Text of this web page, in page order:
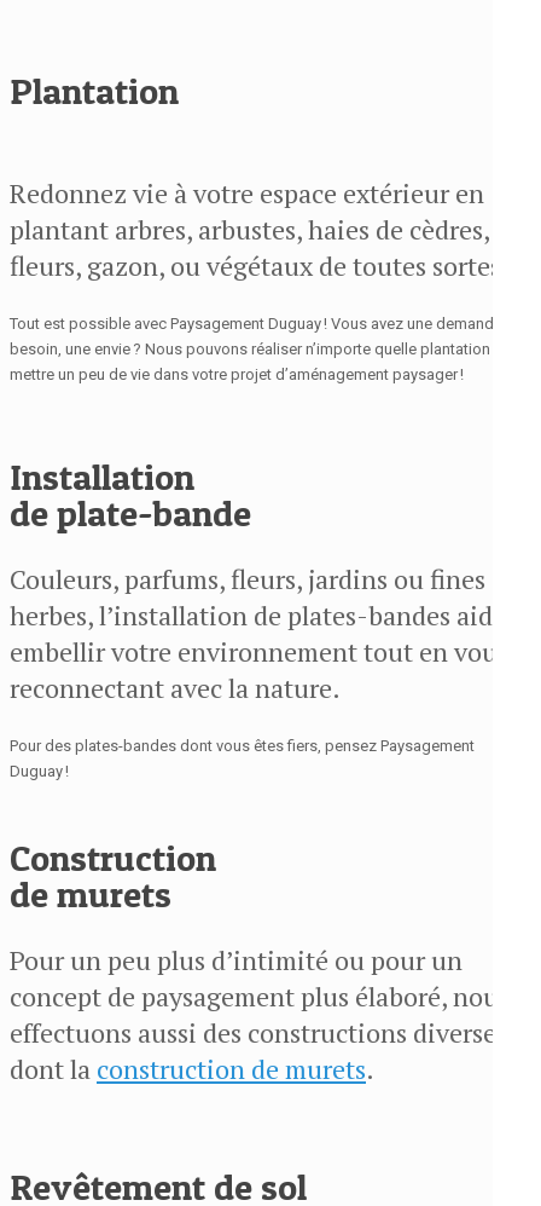
Plantation
Redonnez vie à votre espace extérieur en
plantant arbres, arbustes, haies de cèdres,
fleurs, gazon, ou végétaux de toutes sortes.
Tout est possible avec Paysagement Duguay ! Vous avez une demande, un
besoin, une envie ? Nous pouvons réaliser n’importe quelle plantation pour
mettre un peu de vie dans votre projet d’aménagement paysager !
Installation
de plate-bande
Couleurs, parfums, fleurs, jardins ou fines
herbes, l’installation de plates-bandes aide à
embellir votre environnement tout en vous
reconnectant avec la nature.
Pour des plates-bandes dont vous êtes fiers, pensez Paysagement
Duguay !
Construction
de murets
Pour un peu plus d’intimité ou pour un
concept de paysagement plus élaboré, nous
effectuons aussi des constructions diverses,
dont la construction de murets.
Revêtement de sol